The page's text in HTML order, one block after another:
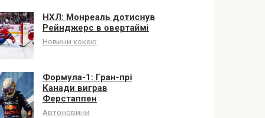
НХЛ: Монреаль дотиснув
Рейнджерс в овертаймі
Новини хокею
Формула-1: Гран-прі
Канади виграв
Ферстаппен
Автоновини